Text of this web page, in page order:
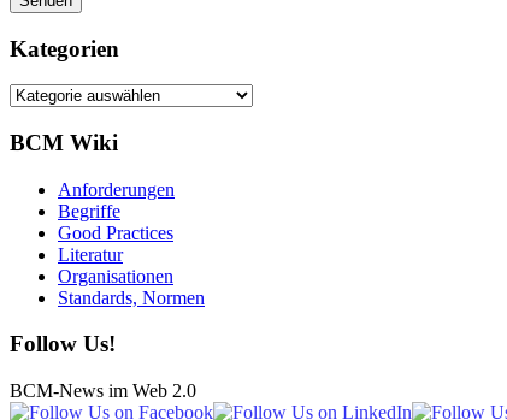
Kategorien
Kategorien
BCM Wiki
Anforderungen
Begriffe
Good Practices
Literatur
Organisationen
Standards, Normen
Follow Us!
BCM-News im Web 2.0